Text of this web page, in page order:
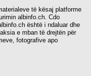
të kësaj platforme
albinfo.ch. Cdo
është i ndaluar dhe
e mban të drejtën për
fotografive apo